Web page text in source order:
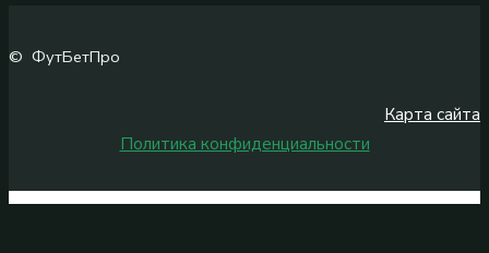
© ФутБетПро
Карта сайта
Политика конфиденциальности